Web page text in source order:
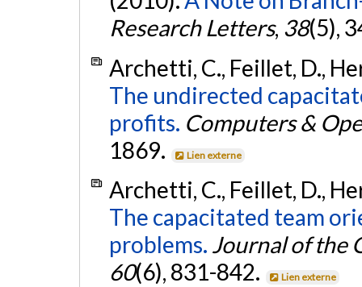
Research Letters, 38(5),
Archetti, C., Feillet, D.,
The undirected
profits. Computers &
1869.
Lien externe
Archetti, C., Feillet, D.,
The capacitated team
problems. Journal of the
60(6), 831-842. Lien externe